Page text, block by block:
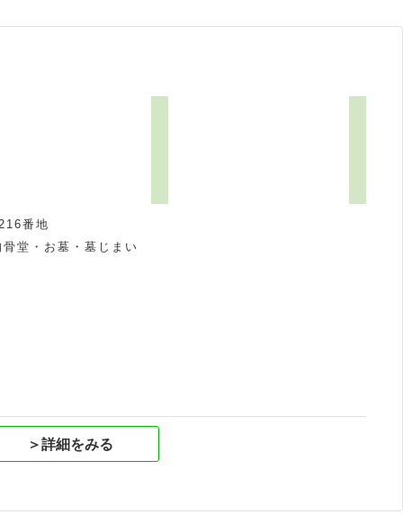
番地
堂・お墓・墓じまい
＞詳細をみる